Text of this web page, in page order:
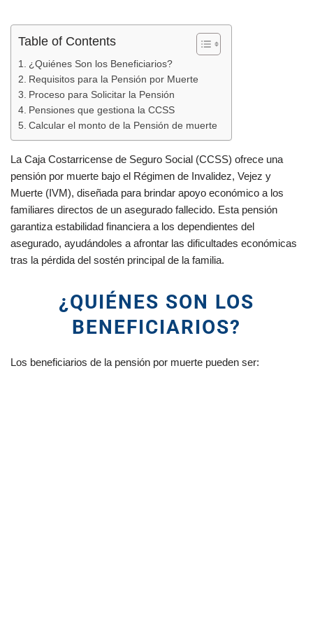
Table of Contents
¿Quiénes Son los Beneficiarios?
Requisitos para la Pensión por Muerte
Proceso para Solicitar la Pensión
Pensiones que gestiona la CCSS
Calcular el monto de la Pensión de muerte
La Caja Costarricense de Seguro Social (CCSS) ofrece una
pensión por muerte bajo el Régimen de Invalidez, Vejez y
Muerte (IVM), diseñada para brindar apoyo económico a los
familiares directos de un asegurado fallecido. Esta pensión
garantiza estabilidad financiera a los dependientes del
asegurado, ayudándoles a afrontar las dificultades económicas
tras la pérdida del sostén principal de la familia.
¿QUIÉNES SON LOS
BENEFICIARIOS?
Los beneficiarios de la pensión por muerte pueden ser: